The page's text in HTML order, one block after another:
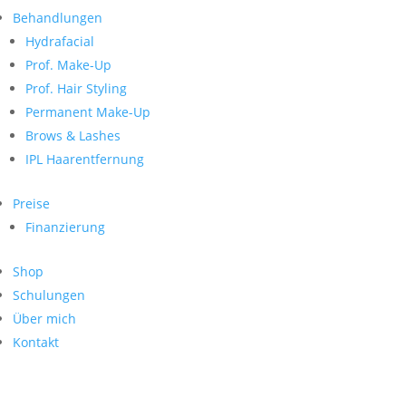
Behandlungen
Hydrafacial
Prof. Make-Up
Prof. Hair Styling
Permanent Make-Up
Brows & Lashes
IPL Haarentfernung
Preise
Finanzierung
Shop
Schulungen
Über mich
Kontakt
nach:
Neueste Kommentare
Archiv
Kategorien
Keine Kategorien
Meta
Anmelden
Feed der Einträge
WordPress.org
Search
nach:
Archive
Kontakt
Impressum
Datenschutz